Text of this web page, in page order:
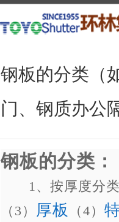
钢板的分类（
门、钢质办公
钢板的分类：
1 、按厚度分
（ 3 ） 厚板 （4）